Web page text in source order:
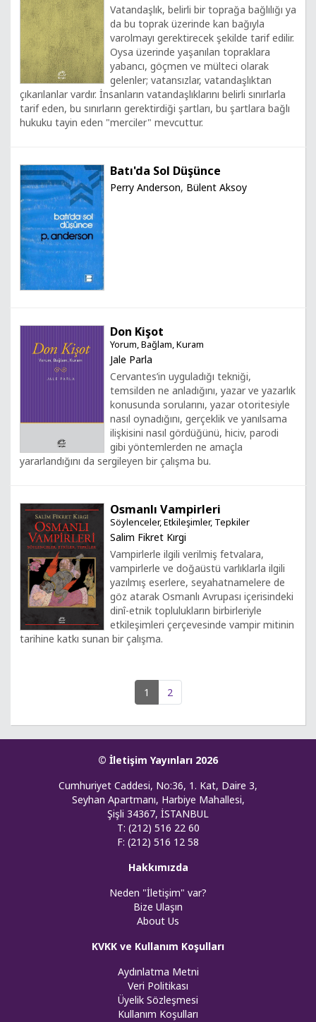
Vatandaşlık, belirli bir toprağa bağlılığı ya
da bu toprak üzerinde kan bağıyla
varolmayı gerektirecek şekilde tarif edilir.
Oysa üzerinde yaşanılan topraklara
yabancı, göçmen ve mülteci olarak
gelenler; vatansızlar, vatandaşlıktan
çıkarılanlar vardır. İnsanların vatandaşlıklarını belirli sınırlarla
tarif eden, bu sınırların gerektirdiği şartları, bu şartlara bağlı
hukuku tayin eden "merciler" mevcuttur.
Batı'da Sol Düşünce
Perry Anderson, Bülent Aksoy
Don Kişot
Yorum, Bağlam, Kuram
Jale Parla
Cervantes’in uyguladığı tekniği,
temsilden ne anladığını, yazar ve yazarlık
konusunda sorularını, yazar otoritesiyle
nasıl oynadığını, gerçeklik ve yanılsama
ilişkisini nasıl gördüğünü, hiciv, parodi
gibi yöntemlerden ne amaçla
yararlandığını da sergileyen bir çalışma bu.
Osmanlı Vampirleri
Söylenceler, Etkileşimler, Tepkiler
Salim Fikret Kırgi
Vampirlerle ilgili verilmiş fetvalara,
vampirlerle ve doğaüstü varlıklarla ilgili
yazılmış eserlere, seyahatnamelere de
göz atarak Osmanlı Avrupası içerisindeki
dinî-etnik toplulukların birbirleriyle
etkileşimleri çerçevesinde vampir mitinin
tarihine katkı sunan bir çalışma.
1 2
© İletişim Yayınları 2026
Cumhuriyet Caddesi, No:36, 1. Kat, Daire 3,
Seyhan Apartmanı, Harbiye Mahallesi,
Şişli 34367, İSTANBUL
T: (212) 516 22 60
F: (212) 516 12 58
Hakkımızda
Neden "İletişim" var?
Bize Ulaşın
About Us
KVKK ve Kullanım Koşulları
Aydınlatma Metni
Veri Politikası
Üyelik Sözleşmesi
Kullanım Koşulları